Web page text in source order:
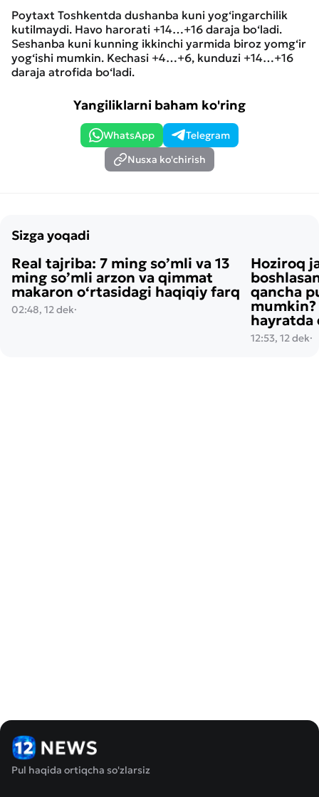
Poytaxt Toshkentda dushanba kuni yog‘ingarchilik
kutilmaydi. Havo harorati +14…+16 daraja bo‘ladi.
Seshanba kuni kunning ikkinchi yarmida biroz yomg‘ir
yog‘ishi mumkin. Kechasi +4…+6, kunduzi +14…+16
daraja atrofida bo‘ladi.
Yangiliklarni baham ko'ring
WhatsApp
Telegram
Nusxa ko'chirish
Sizga yoqadi
Real tajriba: 7 ming so’mli va 13
ming so’mli arzon va qimmat
makaron o‘rtasidagi haqiqiy farq
02:48, 12 dek·
Hoziroq
qancha
mumkin?
hayratda
12:53, 12 dek·
Pul haqida ortiqcha so'zlarsiz